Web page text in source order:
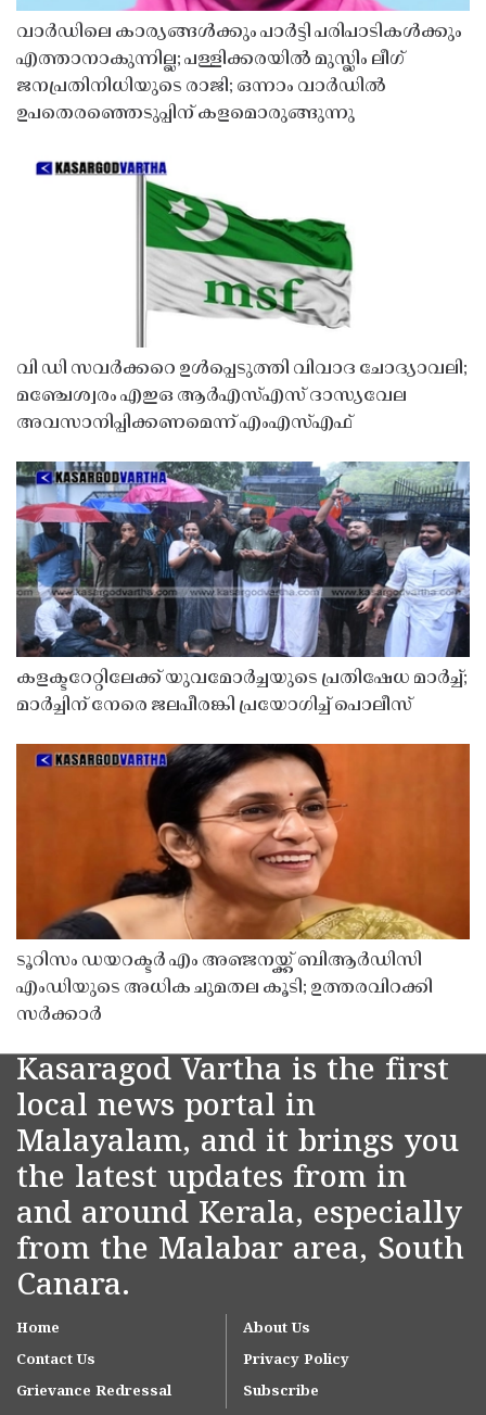
വാർഡിലെ കാര്യങ്ങൾക്കും പാർട്ടി പരിപാടികൾക്കും
എത്താനാകുന്നില്ല; പള്ളിക്കരയിൽ മുസ്ലിം ലീഗ്
ജനപ്രതിനിധിയുടെ രാജി; ഒന്നാം വാർഡിൽ
ഉപതെരഞ്ഞെടുപ്പിന് കളമൊരുങ്ങുന്നു
വി ഡി സവർക്കറെ ഉൾപ്പെടുത്തി വിവാദ ചോദ്യാവലി;
മഞ്ചേശ്വരം എഇഒ ആർഎസ്എസ് ദാസ്യവേല
അവസാനിപ്പിക്കണമെന്ന് എംഎസ്എഫ്
കളക്ടറേറ്റിലേക്ക് യുവമോർച്ചയുടെ പ്രതിഷേധ മാർച്ച്;
മാർച്ചിന് നേരെ ജലപീരങ്കി പ്രയോഗിച്ച് പൊലീസ്
ടൂറിസം ഡയറക്ടർ എം അഞ്ജനയ്ക്ക് ബിആർഡിസി
എംഡിയുടെ അധിക ചുമതല കൂടി; ഉത്തരവിറക്കി
സർക്കാർ
Kasaragod Vartha is the first
local news portal in
Malayalam, and it brings you
the latest updates from in
and around Kerala, especially
from the Malabar area, South
Canara.
Home
About Us
Contact Us
Privacy Policy
Grievance Redressal
Subscribe